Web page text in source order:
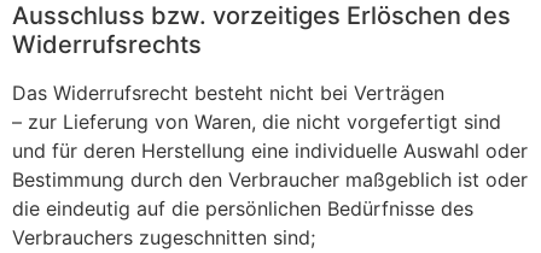
Ausschluss bzw. vorzeitiges Erlöschen des
Widerrufsrechts
Das Widerrufsrecht besteht nicht bei Verträgen
– zur Lieferung von Waren, die nicht vorgefertigt sind
und für deren Herstellung eine individuelle Auswahl oder
Bestimmung durch den Verbraucher maßgeblich ist oder
die eindeutig auf die persönlichen Bedürfnisse des
Verbrauchers zugeschnitten sind;